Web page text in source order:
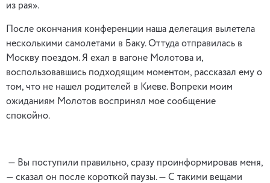
из рая».
После окончания конференции наша делегация вылетела
несколькими самолетами в Баку. Оттуда отправилась в
Москву поездом. Я ехал в вагоне Молотова и,
воспользовавшись подходящим моментом, рассказал ему о
том, что не нашел родителей в Киеве. Вопреки моим
ожиданиям Молотов воспринял мое сообщение
спокойно.
— Вы поступили правильно, сразу проинформировав меня,
— сказал он после короткой паузы. — С такими вещами